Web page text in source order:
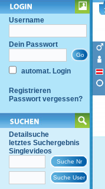
Username
Dein Passwort
automat. Login
Registrieren
Passwort vergessen?
Detailsuche
letztes Suchergebnis
Singlevideos